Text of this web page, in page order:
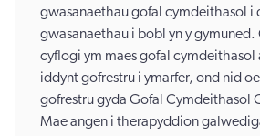
gwasanaethau gofal cymdeithasol i
gwasanaethau i bobl yn y gymuned.
cyflogi ym maes gofal cymdeithasol
iddynt gofrestru i ymarfer, ond nid
gofrestru gyda Gofal Cymdeithasol
Mae angen i therapyddion